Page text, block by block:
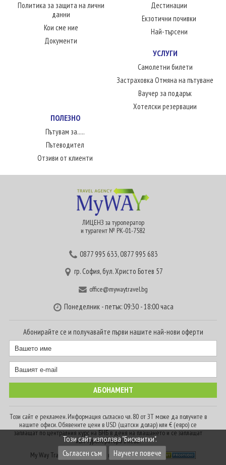
Политика за защита на лични
данни
Кои сме ние
Документи
Дестинации
Екзотични почивки
Най-търсени
УСЛУГИ
Самолетни билети
Застраховка Отмяна на пътуване
Ваучер за подарък
Хотелски резервации
ПОЛЕЗНО
Пътувам за.....
Пътеводител
Отзиви от клиенти
ЛИЦЕНЗ за туроператор
и турагент № РК-01-7582
0877 995 633,0877 995 683
гр. София, бул. Христо Ботев 57
office@mywaytravel.bg
Понеделник - петък: 09:30 - 18:00 часа
Абонирайте се и получавайте първи нашите най-нови оферти
Този сайт е рекламен. Информация съгласно чл. 80 от ЗТ може да получите в
нашите офиси. Обявените цени в USD (щатски долар) или € (евро) се
заплащат по централния курс на БНБ в деня на плащането и се заплащат
към туроператора в лева.
My Way Travel © 2016. Всички права запазени
Този сайт използва "Бисквитки".
Съгласен съм
Научете повече